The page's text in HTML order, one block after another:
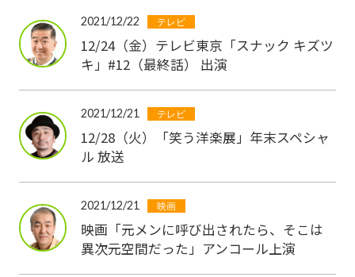
2021/12/22 テレビ
12/24（金）テレビ東京「スナック キズツ
キ」#12（最終話） 出演
2021/12/21 テレビ
12/28（火）「笑う洋楽展」年末スペシャ
ル 放送
2021/12/21 映画
映画「元メンに呼び出されたら、そこは
異次元空間だった」アンコール上演